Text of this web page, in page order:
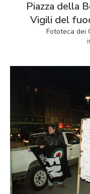
Piazza della
Vigili del
Fototeca dei